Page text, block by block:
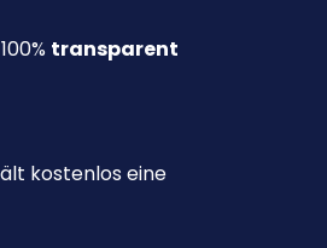
transparent
kostenlos eine